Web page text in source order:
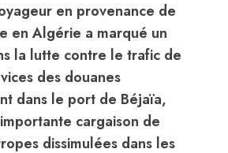
en provenance de
en Algérie a marqué un
la lutte contre le trafic de
des douanes
dans le port de Béjaïa,
cargaison de
dissimulées dans les